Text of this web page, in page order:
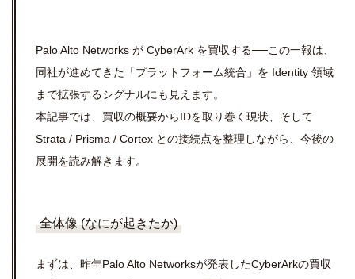
Palo Alto Networks が CyberArk を買収する──この一報は、
同社が進めてきた「プラットフォーム統合」を Identity 領域
まで拡張するシグナルにも見えます。
本記事では、買収の概要からIDを取り巻く現状、そして
Strata / Prisma / Cortex との接続点を整理しながら、今後の
展開を読み解きます。
全体像 (なにが起きたか)
まずは、昨年Palo Alto Networksが発表したCyberArkの買収